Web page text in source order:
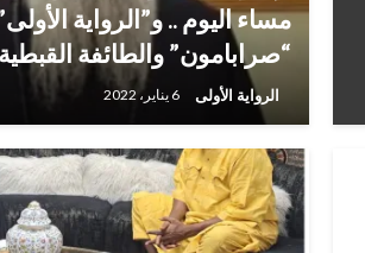
مساء اليوم .. و”الرواية
“صرابامون” والطائفة
الرواية الأولى 6 يناير، 2022